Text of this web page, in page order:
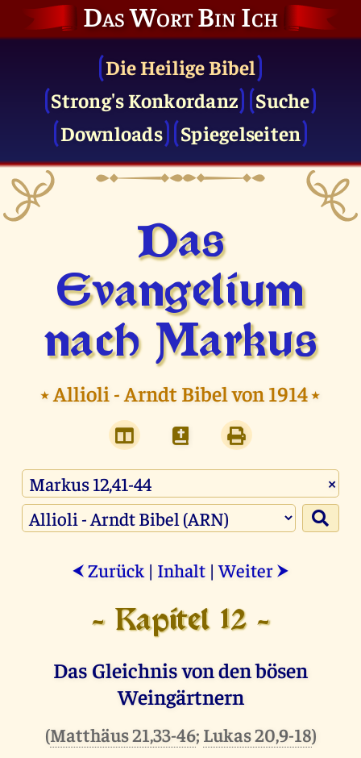
Das Wort Bin Ich
Die Heilige Bibel
Strong's Konkordanz
Suche
Downloads
Spiegelseiten
Das
Evangelium
nach Markus
⭑Allioli - Arndt Bibel von 1914⭑
×
⮜ Zurück | Inhalt |Weiter ⮞
- Kapitel 12 -
Das Gleichnis von den bösen
Weingärtnern
(Matthäus 21,33-46; Lukas 20,9-18)